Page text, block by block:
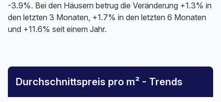
-3.9%. Bei den Häusern betrug die Veränderung +1.3% in
den letzten 3 Monaten, +1.7% in den letzten 6 Monaten
und +11.6% seit einem Jahr.
Durchschnittspreis pro m² - Trends